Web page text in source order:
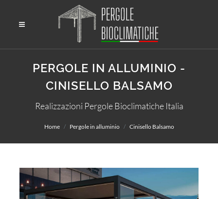
PERGOLE IN ALLUMINIO -
CINISELLO BALSAMO
Realizzazioni Pergole Bioclimatiche Italia
Home Pergole in alluminio Cinisello Balsamo